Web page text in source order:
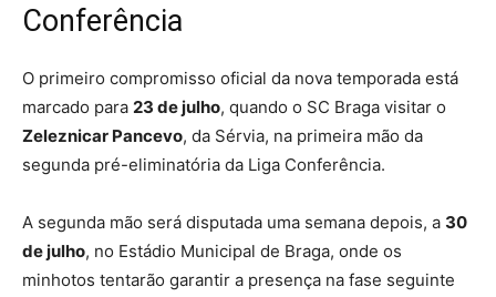
Conferência
O primeiro compromisso oficial da nova temporada está
marcado para 23 de julho, quando o SC Braga visitar o
Zeleznicar Pancevo, da Sérvia, na primeira mão da
segunda pré-eliminatória da Liga Conferência.
A segunda mão será disputada uma semana depois, a 30
de julho, no Estádio Municipal de Braga, onde os
minhotos tentarão garantir a presença na fase seguinte